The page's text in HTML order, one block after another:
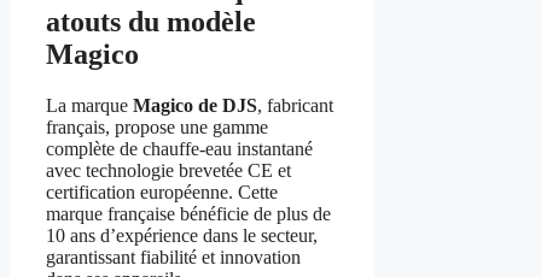
atouts du modèle
Magico
La marque Magico de DJS, fabricant
français, propose une gamme
complète de chauffe-eau instantané
avec technologie brevetée CE et
certification européenne. Cette
marque française bénéficie de plus de
10 ans d’expérience dans le secteur,
garantissant fiabilité et innovation